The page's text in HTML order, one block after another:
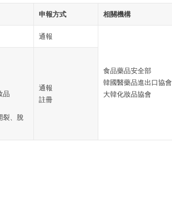
申報方式 相關機構
通報
食品藥品安全部
韓國醫藥品進出口協會
大韓化妝品協會
品
裂、脫
通報
註冊